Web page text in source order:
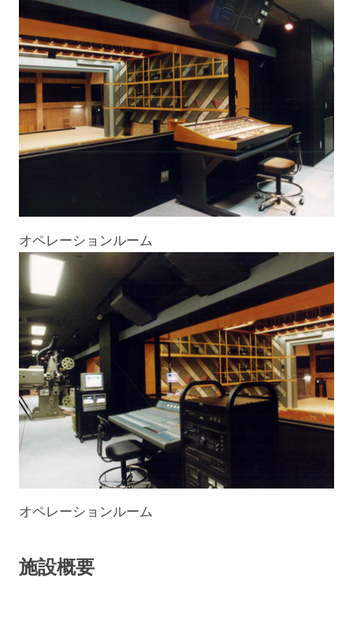
オペレーションルーム
オペレーションルーム
施設概要